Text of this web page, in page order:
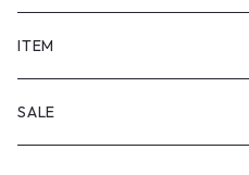
SHORTS
PANTS
ITEM
SALE